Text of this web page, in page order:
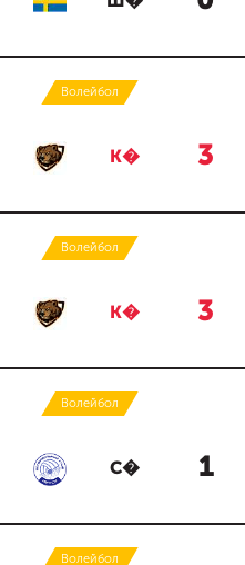
Волейбол
К� 3
Волейбол
К� 3
Волейбол
С� 1
Волейбол